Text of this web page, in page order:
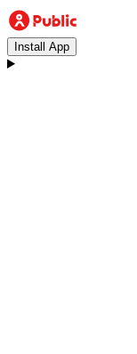
Install App